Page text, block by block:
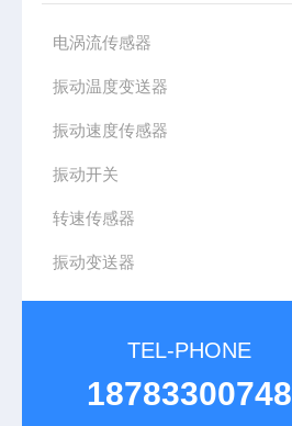
电涡流传感器
振动温度变送器
振动速度传感器
振动开关
转速传感器
振动变送器
TEL-PHONE
18783300748